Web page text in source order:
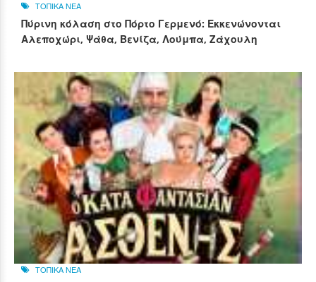
ΤΟΠΙΚΑ ΝΕΑ
Πύρινη κόλαση στο Πόρτο Γερμενό: Εκκενώνονται
Αλεποχώρι, Ψάθα, Βενίζα, Λούμπα, Ζάχουλη
ΤΟΠΙΚΑ ΝΕΑ